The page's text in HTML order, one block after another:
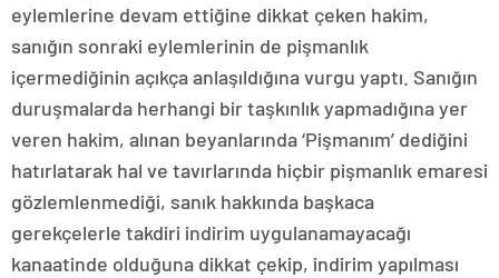
eylemlerine devam ettiğine dikkat çeken hakim,
sanığın sonraki eylemlerinin de pişmanlık
içermediğinin açıkça anlaşıldığına vurgu yaptı. Sanığın
duruşmalarda herhangi bir taşkınlık yapmadığına yer
veren hakim, alınan beyanlarında ‘Pişmanım’ dediğini
hatırlatarak hal ve tavırlarında hiçbir pişmanlık emaresi
gözlemlenmediği, sanık hakkında başkaca
gerekçelerle takdiri indirim uygulanamayacağı
kanaatinde olduğuna dikkat çekip, indirim yapılması